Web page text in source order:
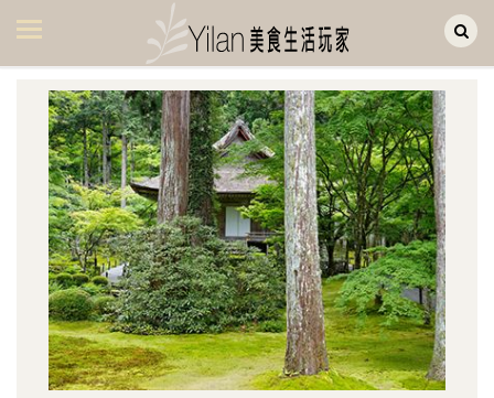
美食集
美飲集
廚房集
旅遊集
旅遊美食集
生活風
書房集
日記簿